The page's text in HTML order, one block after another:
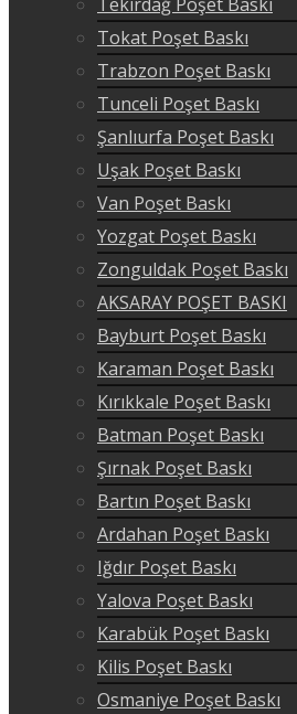
Tokat Poşet Baskı
Trabzon Poşet Baskı
Tunceli Poşet Baskı
Şanlıurfa Poşet Baskı
Uşak Poşet Baskı
Van Poşet Baskı
Yozgat Poşet Baskı
Zonguldak Poşet Baskı
AKSARAY POŞET BASKI
Bayburt Poşet Baskı
Karaman Poşet Baskı
Kırıkkale Poşet Baskı
Batman Poşet Baskı
Şırnak Poşet Baskı
Bartın Poşet Baskı
Ardahan Poşet Baskı
Iğdır Poşet Baskı
Yalova Poşet Baskı
Karabük Poşet Baskı
Kilis Poşet Baskı
Osmaniye Poşet Baskı